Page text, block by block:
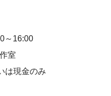
～16:00
室
現金のみ